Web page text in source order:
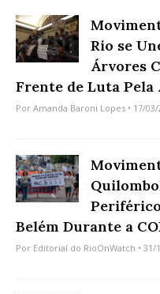
Rio se
Árvores
Frente de Luta
Por Amanda Baroni Lopes • 17/
Belém Durante a
Por Editorial do RioOnWatch • 31/